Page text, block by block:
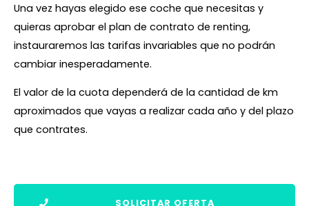
Una vez hayas elegido ese coche que necesitas y
quieras aprobar el plan de contrato de renting,
instauraremos las tarifas invariables que no podrán
cambiar inesperadamente.
El valor de la cuota dependerá de la cantidad de km
aproximados que vayas a realizar cada año y del plazo
que contrates.
SOLICITAR OFERTA